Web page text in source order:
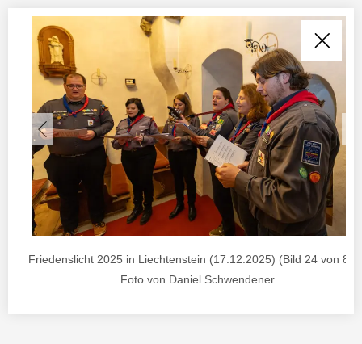
Friedenslicht 2025 in Liechtenstein (17.12.2025) (Bild 24 von 85)
Foto von Daniel Schwendener